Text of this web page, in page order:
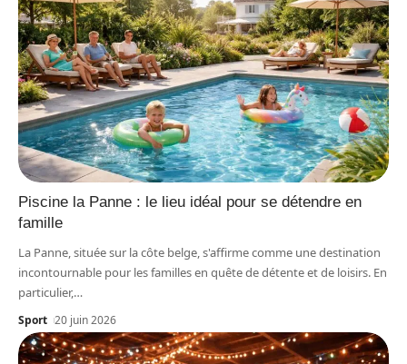
Piscine la Panne : le lieu idéal pour se détendre en
famille
La Panne, située sur la côte belge, s'affirme comme une destination
incontournable pour les familles en quête de détente et de loisirs. En
particulier,…
Sport 20 juin 2026